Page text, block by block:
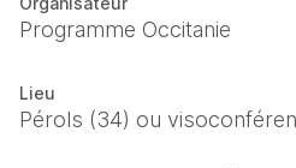
Programme Occitanie
Lieu
Pérols (34) ou